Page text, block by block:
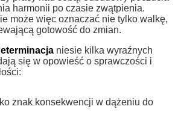
harmonii po czasie zwątpienia.
może więc oznaczać nie tylko walkę,
gotowość do zmian.
niesie kilka wyraźnych
się w opowieść o sprawczości i
znak konsekwencji w dążeniu do